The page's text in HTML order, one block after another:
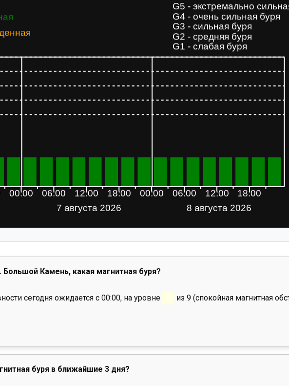
Большой Камень, какая магнитная буря?
сегодня ожидается с 00:00, на уровне 0 из 9 (спокойная магнитная
буря в ближайшие 3 дня?